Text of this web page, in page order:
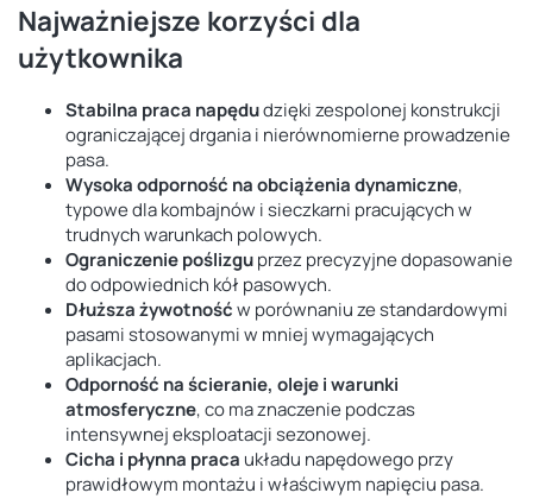
Najważniejsze korzyści dla
użytkownika
Stabilna praca napędudzięki zespolonej konstrukcji
ograniczającej drgania i nierównomierne prowadzenie
pasa.
Wysoka odporność na obciążenia dynamiczne,
typowe dla kombajnów i sieczkarni pracujących w
trudnych warunkach polowych.
Ograniczenie poślizguprzez precyzyjne dopasowanie
do odpowiednich kół pasowych.
Dłuższa żywotnośćw porównaniu ze standardowymi
pasami stosowanymi w mniej wymagających
aplikacjach.
Odporność na ścieranie, oleje i warunki
atmosferyczne, co ma znaczenie podczas
intensywnej eksploatacji sezonowej.
Cicha i płynna praca układu napędowego przy
prawidłowym montażu i właściwym napięciu pasa.